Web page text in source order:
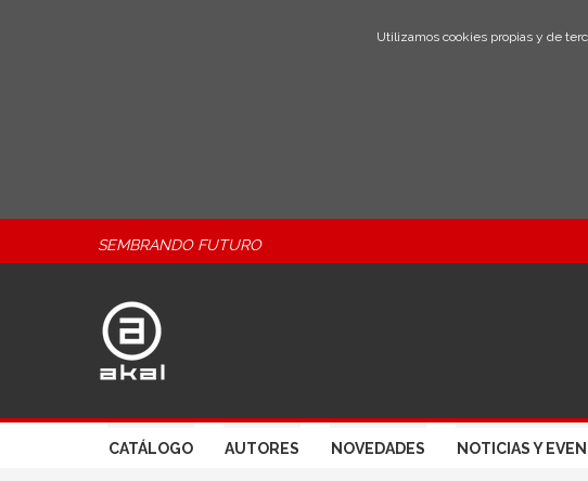
Utilizamos cookies propias y de
SEMBRANDO FUTURO
CATÁLOGO AUTORES NOVEDADES NOTICIAS Y